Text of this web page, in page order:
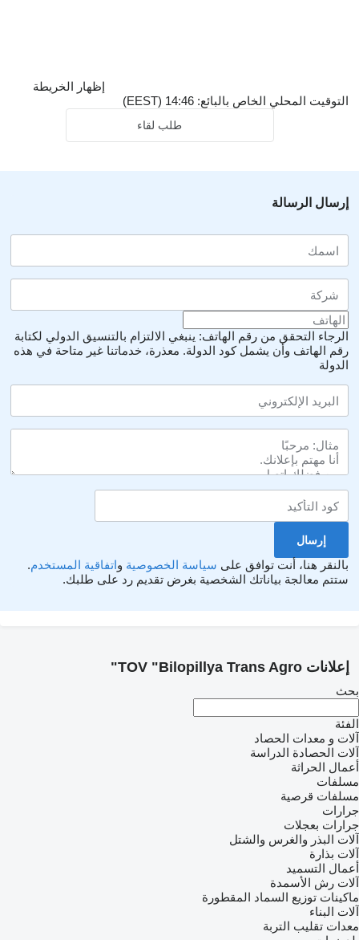
إظهار الخريطة
التوقيت المحلي الخاص بالبائع: 14:46 (EEST)
طلب لقاء
إرسال الرسالة
الرجاء التحقق من رقم الهاتف: ينبغي الالتزام بالتنسيق الدولي لكتابة
رقم الهاتف وأن يشمل كود الدولة. معذرة، خدماتنا غير متاحة في هذه
الدولة
بالنقر هنا، أنت توافق على سياسة الخصوصية واتفاقية المستخدم.
ستتم معالجة بياناتك الشخصية بغرض تقديم رد على طلبك.
إعلانات TOV "Bilopillya Trans Agro"
بحث
الفئة
آلات و معدات الحصاد
آلات الحصادة الدراسة
أعمال الحراثة
مسلفات
مسلفات قرصية
جرارات
جرارات بعجلات
آلات البذر والغرس والشتل
آلات بذارة
أعمال التسميد
آلات رش الأسمدة
ماكينات توزيع السماد المقطورة
آلات البناء
معدات تقليب التربة